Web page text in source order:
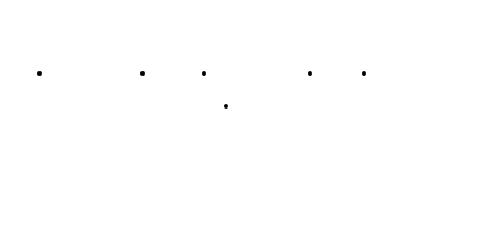
Profil Madu TV Redaksi Pedoman Siber Kontak